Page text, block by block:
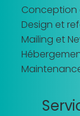
Conception
Design et
Mailing et